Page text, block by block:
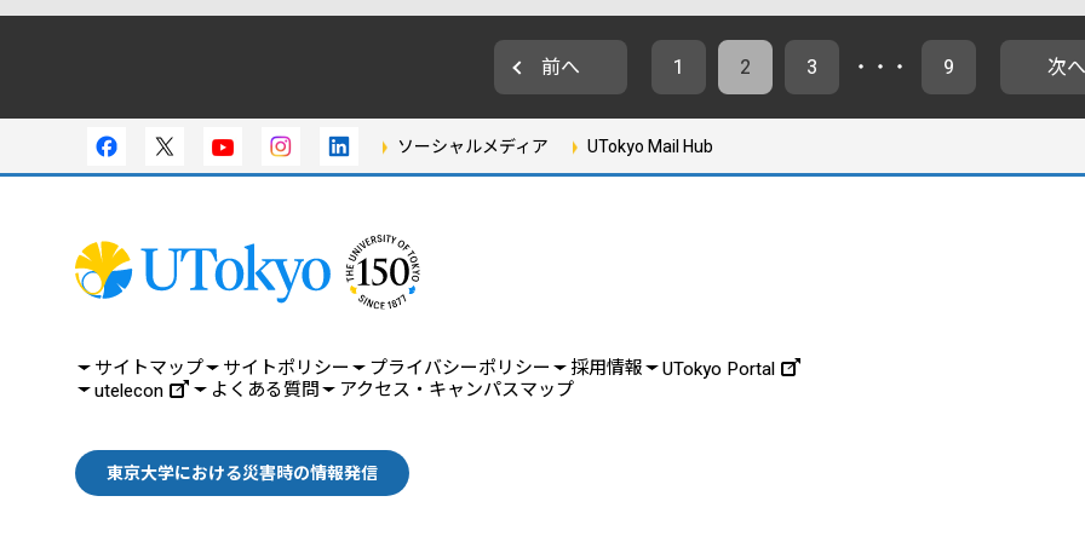
前へ 1 2 3 ・・・ 9 次へ
ソーシャルメディア UTokyo Mail Hub
サイトマップ サイトポリシー プライバシーポリシー 採用情報
UTokyo Portal
utelecon
よくある質問 アクセス・キャンパスマップ
東京大学における災害時の情報発信